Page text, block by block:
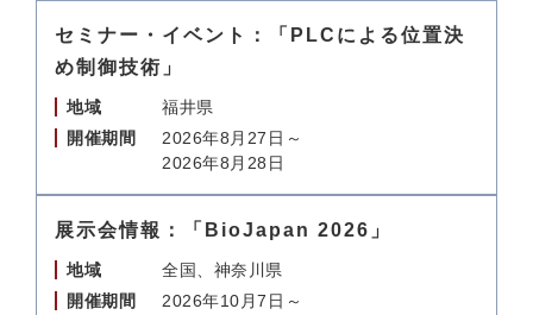
セミナー・イベント：「PLCによる位置決
め制御技術」
地域
福井県
開催期間
2026年8月27日～
2026年8月28日
展示会情報：「BioJapan 2026」
地域
全国、神奈川県
開催期間
2026年10月7日～